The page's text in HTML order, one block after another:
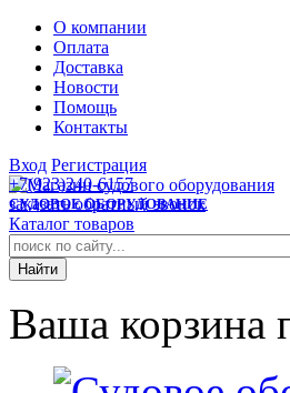
О компании
Оплата
Доставка
Новости
Помощь
Контакты
Вход Регистрация
СУДОВОЕ ОБОРУДОВАНИЕ
+7(923)240-6157
заказать обратный звонок
Каталог товаров
Ваша корзина